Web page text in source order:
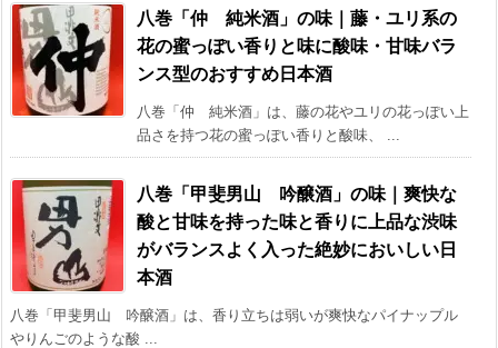
八巻「仲 純米酒」の味｜藤・ユリ系の
花の蜜っぽい香りと味に酸味・甘味バラ
ンス型のおすすめ日本酒
八巻「仲 純米酒」は、藤の花やユリの花っぽい上
品さを持つ花の蜜っぽい香りと酸味、 ...
八巻「甲斐男山 吟醸酒」の味｜爽快な
酸と甘味を持った味と香りに上品な渋味
がバランスよく入った絶妙においしい日
本酒
八巻「甲斐男山 吟醸酒」は、香り立ちは弱いが爽快なパイナップル
やりんごのような酸 ...